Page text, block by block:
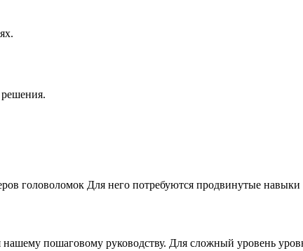
головоломок Для него потребуются продвинутые
пошаговому руководству. Для сложный уровень